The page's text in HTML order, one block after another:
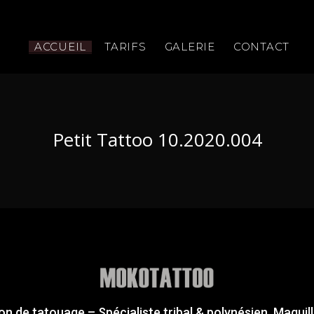
ACCUEIL TARIFS GALERIE CONTACT
Petit Tattoo 10.2020.004